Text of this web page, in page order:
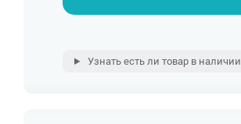
Узнать есть ли товар в наличии